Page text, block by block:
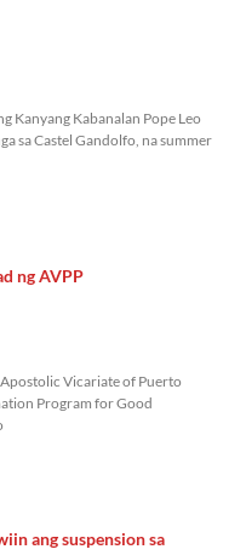
Kanyang Kabanalan Pope Leo
sa Castel Gandolfo, na summer
ng AVPP
Vicariate of Puerto
Program for Good
ang suspension sa